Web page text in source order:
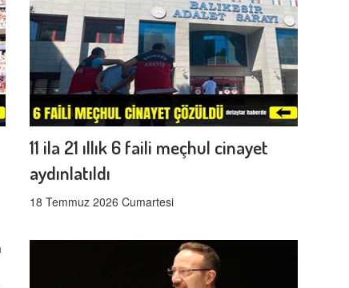
11 ila 21 ıllık 6 faili meçhul cinayet
aydınlatıldı
18 Temmuz 2026 Cumartesi